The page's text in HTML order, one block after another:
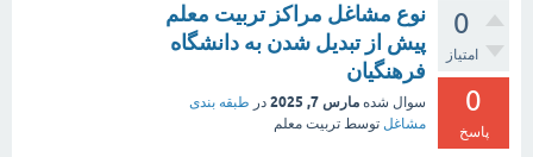
0
امتیاز
0
پاسخ
نوع مشاغل مراکز تربیت معلم
پیش از تبدیل شدن به دانشگاه
فرهنگیان
سوال شده مارس 7, 2025 در طبقه بندی
مشاغل توسط تربیت معلم